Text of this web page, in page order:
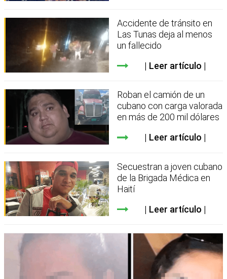
Accidente de tránsito en
Las Tunas deja al menos
un fallecido
Leer artículo
Roban el camión de un
cubano con carga valorada
en más de 200 mil dólares
Leer artículo
Secuestran a joven cubano
de la Brigada Médica en
Haití
Leer artículo